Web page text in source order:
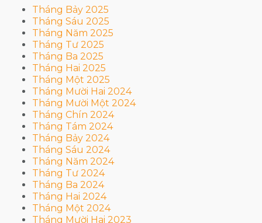
Tháng Bảy 2025
Tháng Sáu 2025
Tháng Năm 2025
Tháng Tư 2025
Tháng Ba 2025
Tháng Hai 2025
Tháng Một 2025
Tháng Mười Hai 2024
Tháng Mười Một 2024
Tháng Chín 2024
Tháng Tám 2024
Tháng Bảy 2024
Tháng Sáu 2024
Tháng Năm 2024
Tháng Tư 2024
Tháng Ba 2024
Tháng Hai 2024
Tháng Một 2024
Tháng Mười Hai 2023